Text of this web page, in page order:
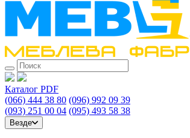
Каталог PDF
(066) 444 38 80 (096) 992 09 39
(093) 251 00 04 (095) 493 58 38
Везде